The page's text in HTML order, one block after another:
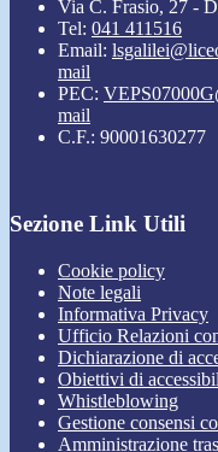
Via C. Frasio, 27 -
Tel: 041 411516
Email:
mail
PEC:
mail
C.F.: 90001630277
Sezione Link Utili
Cookie policy
Note legali
Informativa Privacy
Ufficio Relazioni
Dichiarazione di
Obiettivi di
Whistleblowing
Gestione consensi
Amministrazione